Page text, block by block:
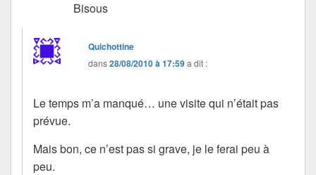
Bisous
Quichottine
dans28/08/2010 à 17:59a dit :
Le temps m’a manqué… une visite qui n’était pas
prévue.
Mais bon, ce n’est pas si grave, je le ferai peu à
peu.